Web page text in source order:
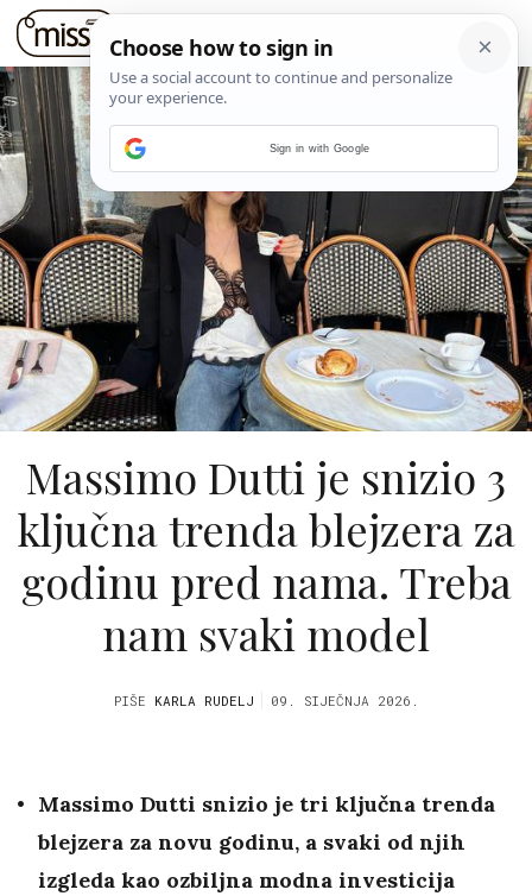
Massimo Dutti je snizio 3
ključna trenda blejzera za
godinu pred nama. Treba
nam svaki model
PIŠE KARLA RUDELJ 09. SIJEČNJA 2026.
Massimo Dutti snizio je tri ključna trenda
blejzera za novu godinu, a svaki od njih
izgleda kao ozbiljna modna investicija
Sign in with Google